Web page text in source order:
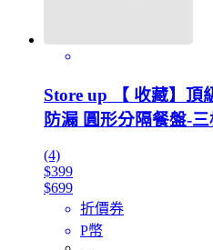
Store up 【 收藏】頂
防漏 圓形分隔餐盤-
(4)
$399
$699
折價券
P幣